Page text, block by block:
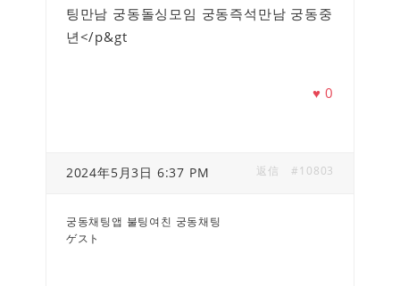
팅만남 궁동돌싱모임 궁동즉석만남 궁동중
년</p&gt
♥0
2024年5月3日 6:37 PM #10803
返信
궁동채팅앱 불팅여친 궁동채팅
ゲスト